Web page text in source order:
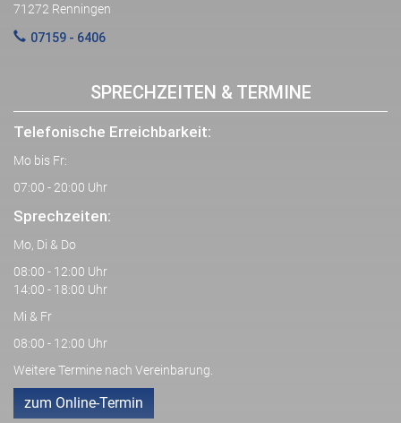
71272 Renningen
07159 - 6406
SPRECHZEITEN & TERMINE
Telefonische Erreichbarkeit:
Mo bis Fr:
07:00 - 20:00 Uhr
Sprechzeiten:
Mo, Di & Do
08:00 - 12:00 Uhr
14:00 - 18:00 Uhr
Mi & Fr
08:00 - 12:00 Uhr
Weitere Termine nach Vereinbarung.
zum Online-Termin